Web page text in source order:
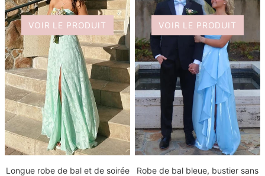
VOIR LE PRODUIT
Longue robe de bal et de soirée
VOIR LE PRODUIT
Robe de bal bleue, bustier sans